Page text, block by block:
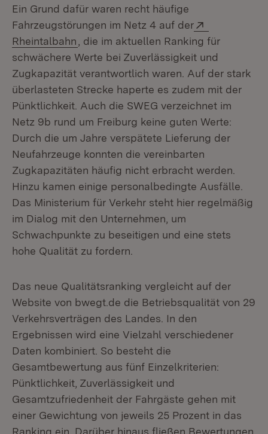
Ein Grund dafür waren recht häufige
Fahrzeugstörungen im Netz 4 auf der
Rheintalbahn (Öffnet in neuem Fenster)
, die im aktuellen Ranking für
schwächere Werte bei Zuverlässigkeit und
Zugkapazität verantwortlich waren. Auf der stark
überlasteten Strecke haperte es zudem mit der
Pünktlichkeit. Auch die SWEG verzeichnet im
Netz 9b rund um Freiburg keine guten Werte:
Durch die um Jahre verspätete Lieferung der
Neufahrzeuge konnten die vereinbarten
Zugkapazitäten häufig nicht erbracht werden.
Hinzu kamen einige personalbedingte Ausfälle.
Das Ministerium für Verkehr steht hier regelmäßig
im Dialog mit den Unternehmen, um
Schwachpunkte zu beseitigen und eine stets
hohe Qualität zu fordern.
Das neue Qualitätsranking vergleicht auf der
Website von bwegt.de die Betriebsqualität von 29
Verkehrsverträgen des Landes. In den
Ergebnissen wird eine Vielzahl verschiedener
Daten kombiniert. So besteht die
Gesamtbewertung aus fünf Einzelkriterien:
Pünktlichkeit, Zuverlässigkeit und
Gesamtzufriedenheit der Fahrgäste gehen mit
einer Gewichtung von jeweils 25 Prozent in das
Ranking ein. Darüber hinaus fließen Bewertungen